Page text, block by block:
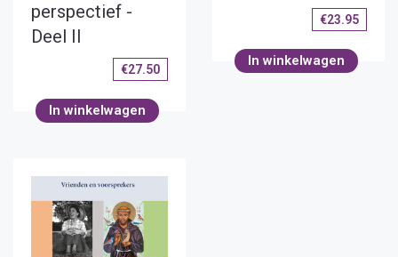
perspectief -
Deel II
€27.50
In winkelwagen
€23.95
In winkelwagen